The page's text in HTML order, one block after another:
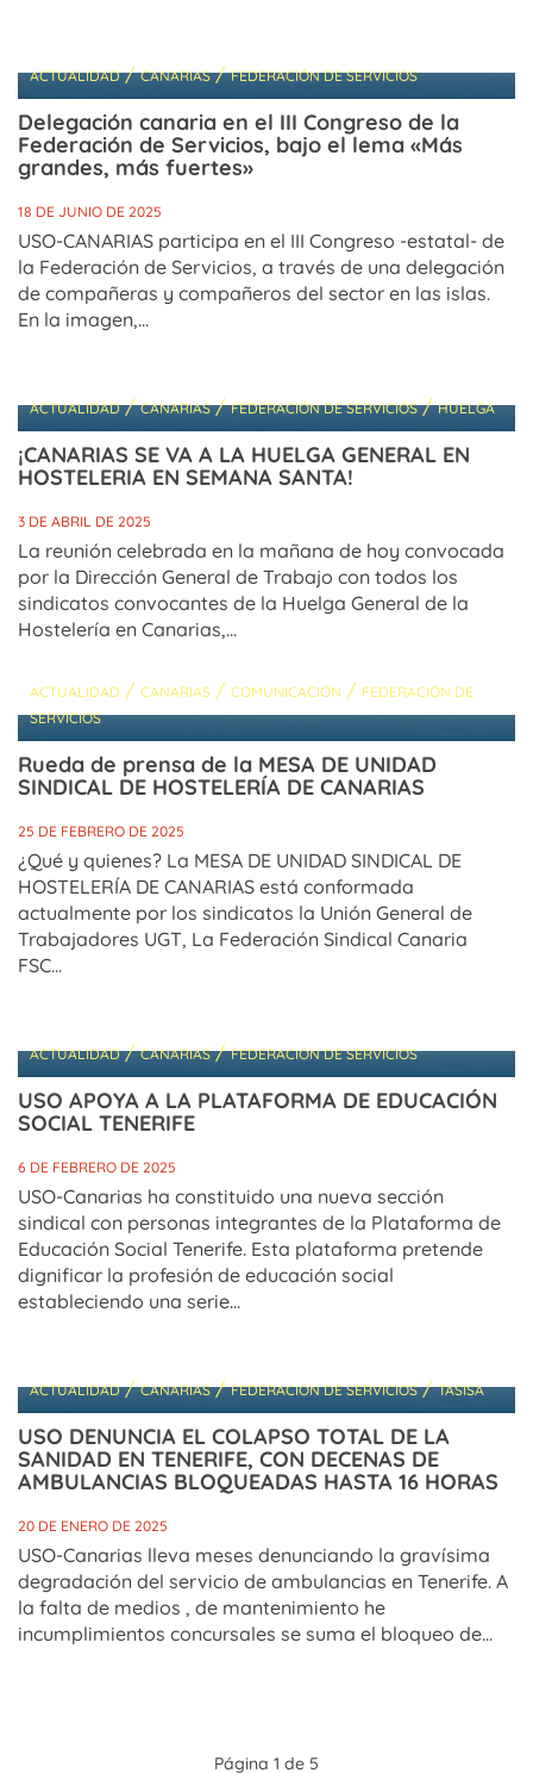
ACTUALIDAD/CANARIAS/FEDERACIÓN DE SERVICIOS
Delegación canaria en el III Congreso de la
Federación de Servicios, bajo el lema «Más
grandes, más fuertes»
18 DE JUNIO DE 2025
USO-CANARIAS participa en el III Congreso -estatal- de
la Federación de Servicios, a través de una delegación
de compañeras y compañeros del sector en las islas.
En la imagen,...
ACTUALIDAD/CANARIAS/FEDERACIÓN DE SERVICIOS/HUELGA
¡CANARIAS SE VA A LA HUELGA GENERAL EN
HOSTELERIA EN SEMANA SANTA!
3 DE ABRIL DE 2025
La reunión celebrada en la mañana de hoy convocada
por la Dirección General de Trabajo con todos los
sindicatos convocantes de la Huelga General de la
Hostelería en Canarias,...
ACTUALIDAD / CANARIAS / COMUNICACIÓN / FEDERACIÓN DE
SERVICIOS
Rueda de prensa de la MESA DE UNIDAD
SINDICAL DE HOSTELERÍA DE CANARIAS
25 DE FEBRERO DE 2025
¿Qué y quienes? La MESA DE UNIDAD SINDICAL DE
HOSTELERÍA DE CANARIAS está conformada
actualmente por los sindicatos la Unión General de
Trabajadores UGT, La Federación Sindical Canaria
FSC...
ACTUALIDAD/CANARIAS/FEDERACIÓN DE SERVICIOS
USO APOYA A LA PLATAFORMA DE EDUCACIÓN
SOCIAL TENERIFE
6 DE FEBRERO DE 2025
USO-Canarias ha constituido una nueva sección
sindical con personas integrantes de la Plataforma de
Educación Social Tenerife. Esta plataforma pretende
dignificar la profesión de educación social
estableciendo una serie...
ACTUALIDAD/CANARIAS/FEDERACIÓN DE SERVICIOS/TASISA
USO DENUNCIA EL COLAPSO TOTAL DE LA
SANIDAD EN TENERIFE, CON DECENAS DE
AMBULANCIAS BLOQUEADAS HASTA 16 HORAS
20 DE ENERO DE 2025
USO-Canarias lleva meses denunciando la gravísima
degradación del servicio de ambulancias en Tenerife. A
la falta de medios , de mantenimiento he
incumplimientos concursales se suma el bloqueo de...
Página 1 de 5